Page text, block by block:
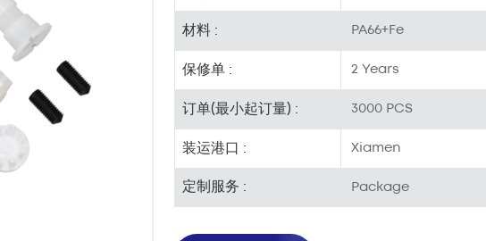
材料 : PA66+Fe
保修单 : 2 Years
订单(最小起订量) : 3000 PCS
装运港口 : Xiamen
定制服务 : Package